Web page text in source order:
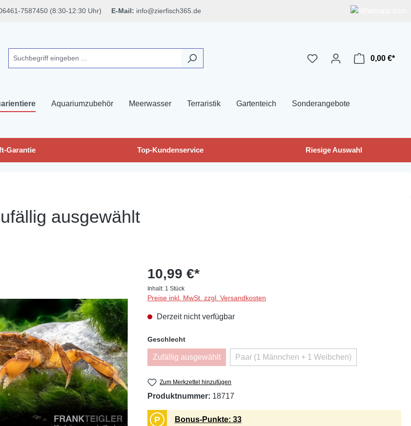
7587450 (8:30-12:30 Uhr) E-Mail: info@zierfisch365.de
0,00 €*
Aquariumzubehör Meerwasser Terraristik Gartenteich Sonderangebote
Garantie Top-Kundenservice Riesige Auswahl
ausgewählt
10,99 €*
Inhalt: 1 Stück
Preise inkl. MwSt. zzgl. Versandkosten
Derzeit nicht verfügbar
Geschlechtauswählen
Zufällig ausgewählt
(Diese Option ist zurzeit nicht verfügbar.)
Paar (1 Männchen + 1 Weibchen)
(Diese Option ist zurzeit nicht
Zum Merkzettel hinzufügen
Produktnummer: 18717
P Bonus-Punkte: 33